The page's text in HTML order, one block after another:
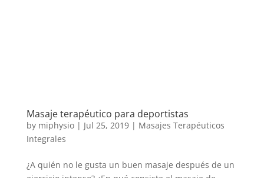
Masaje terapéutico para deportistas
by miphysio| Jul 25, 2019| Masajes Terapéuticos
Integrales
¿A quién no le gusta un buen masaje después de un